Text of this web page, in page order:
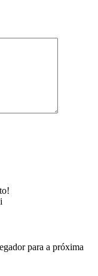
para a próxima